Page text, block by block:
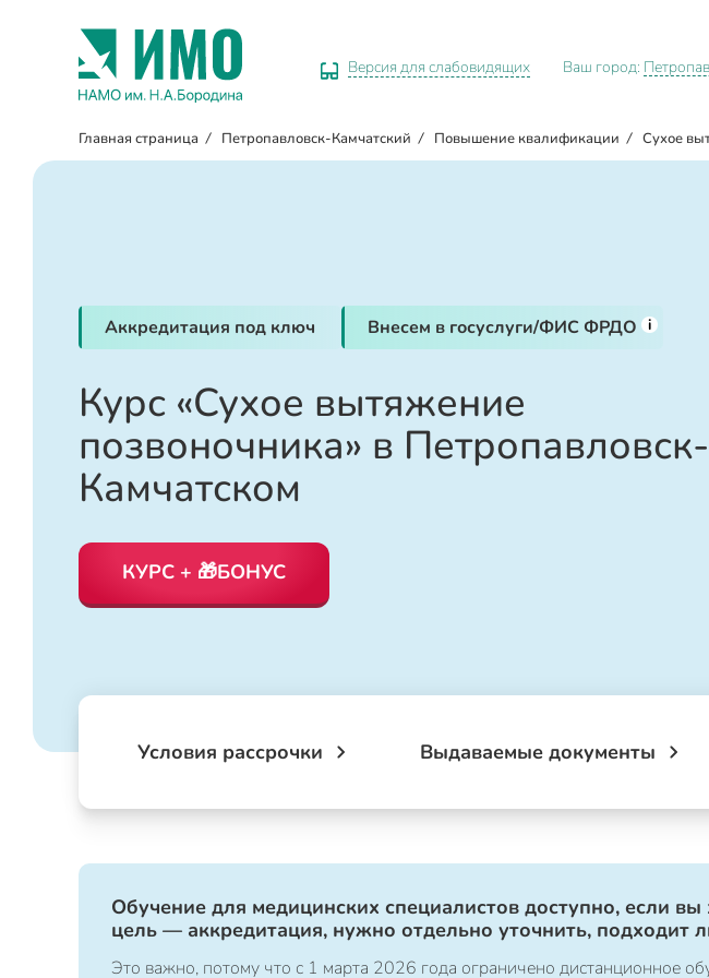
Версия для слабовидящих Ваш город:
Главная страница / Петропавловск-Камчатский / Повышение квалификации / Сухое
Аккредитация под ключ Внесем в госуслуги/ФИС ФРДО i
Курс «Сухое вытяжение
позвоночника» в Петропавловск-
Камчатском
КУРС + 🎁БОНУС
Условия рассрочки Выдаваемые документы
Обучение для медицинских специалистов доступно, если
цель — аккредитация, нужно отдельно уточнить, подходит
Это важно, потому что с 1 марта 2026 года ограничено дистанционное